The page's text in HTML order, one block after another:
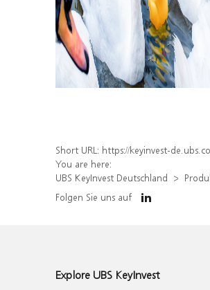
Short URL: https://keyinvest-de.ubs.com/produkt/detail/index/isin/
You are here:
UBS KeyInvest Deutschland
Folgen Sie uns auf
Explore UBS KeyInvest